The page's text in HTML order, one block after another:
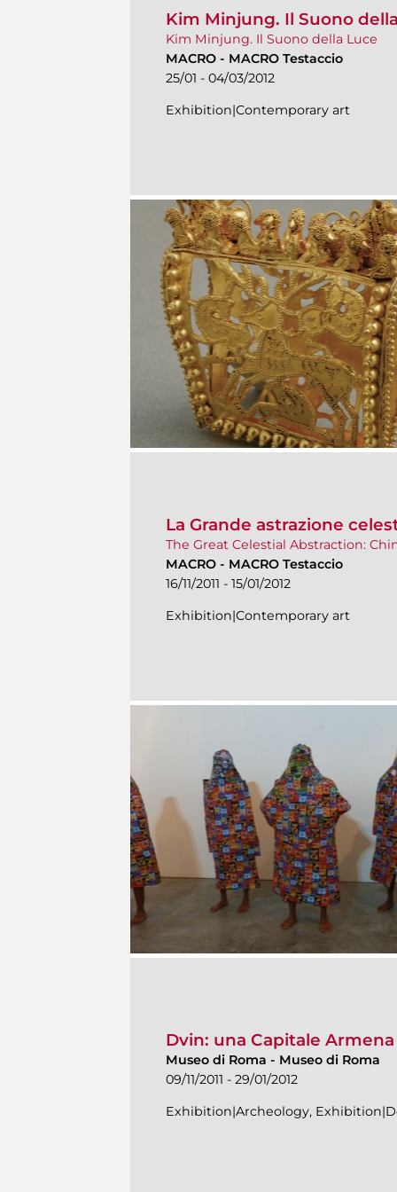
Kim Minjung. Il Suono
Kim Minjung. Il Suono della Luce
MACRO - MACRO Testaccio
25/01 - 04/03/2012
Exhibition|Contemporary art
La Grande astrazione
The Great Celestial Abstraction:
MACRO - MACRO Testaccio
16/11/2011 - 15/01/2012
Exhibition|Contemporary art
Dvin: una Capitale
Museo di Roma - Museo di Roma
09/11/2011 - 29/01/2012
Exhibition|Archeology,